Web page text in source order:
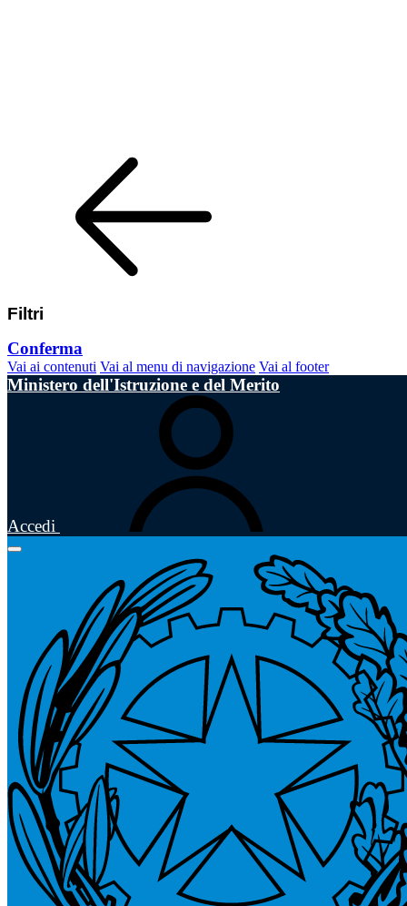
Filtri
Conferma
Vai ai contenuti Vai al menu di navigazione Vai al footer
Ministero dell'Istruzione e del Merito
Accedi